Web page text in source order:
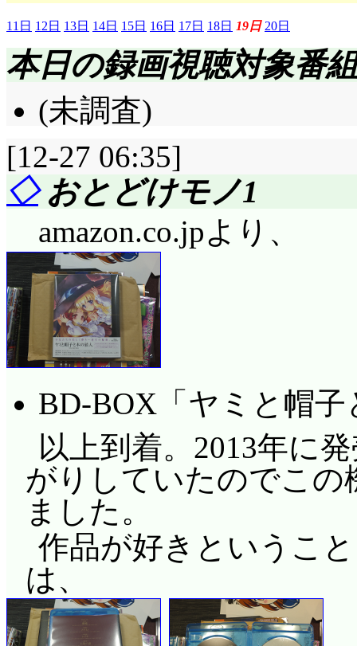
11日 12日 13日 14日 15日 16日 17日 18日 19日 20日
本日の録画視聴対象番組
(未調査)
[12-27 06:35]
◇おとどけモノ1
amazon.co.jpより、
BD-BOX「ヤミと帽
以上到着。2013年に
がりしていたのでこ
ました。
作品が好きというこ
は、